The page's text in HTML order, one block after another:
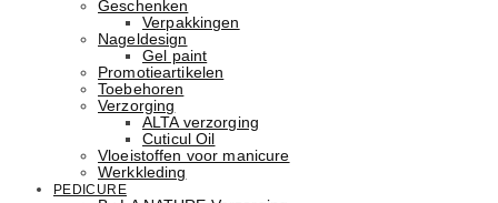
Geschenken
Verpakkingen
Nageldesign
Gel paint
Promotieartikelen
Toebehoren
Verzorging
ALTA verzorging
Cuticul Oil
Vloeistoffen voor manicure
Werkkleding
PEDICURE